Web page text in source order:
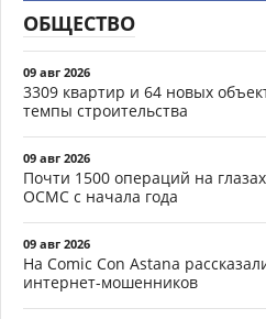
ОБЩЕСТВО
09 авг 2026
3309 квартир и 64 новых
темпы строительства
09 авг 2026
Почти 1500 операций на
ОСМС с начала года
09 авг 2026
На Comic Con Astana
интернет-мошенников